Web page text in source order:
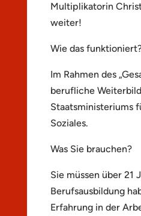
Multiplikatorin
weiter!
Wie das
Im Rahmen des
berufliche
Staatsministeriums
Soziales.
Was Sie brauchen?
Sie müssen über 21
Berufsausbildung
Erfahrung in der